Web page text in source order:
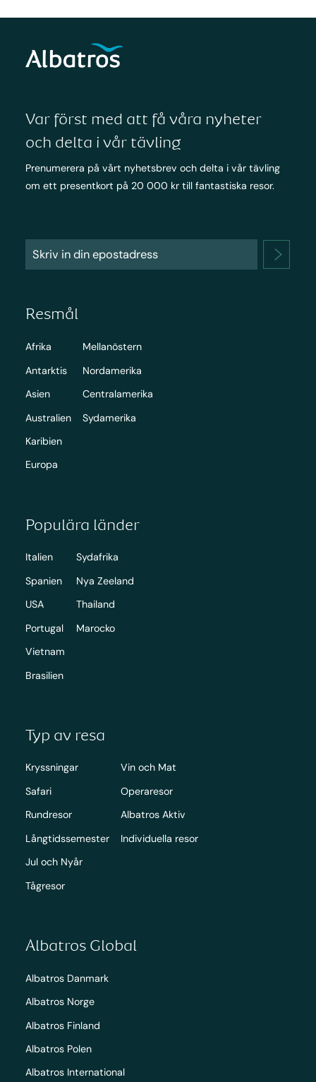
Var först med att få våra nyheter
och delta i vår tävling
Prenumerera på vårt nyhetsbrev och delta i vår tävling
om ett presentkort på 20 000 kr till fantastiska resor.
Resmål
Afrika
Antarktis
Asien
Australien
Karibien
Europa
Mellanöstern
Nordamerika
Centralamerika
Sydamerika
Populära länder
Italien
Spanien
USA
Portugal
Vietnam
Brasilien
Sydafrika
Nya Zeeland
Thailand
Marocko
Typ av resa
Kryssningar
Safari
Rundresor
Långtidssemester
Jul och Nyår
Tågresor
Vin och Mat
Operaresor
Albatros Aktiv
Individuella resor
Albatros Global
Albatros Danmark
Albatros Norge
Albatros Finland
Albatros Polen
Albatros International